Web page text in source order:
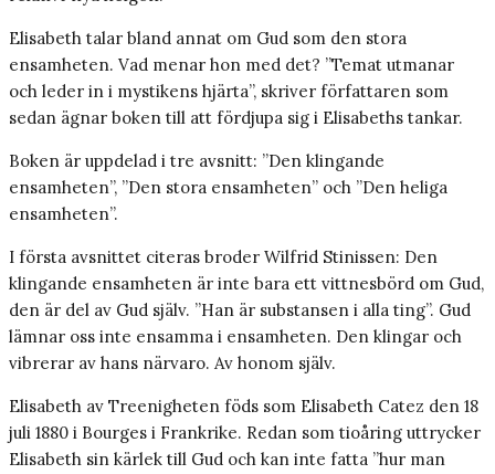
Elisabeth talar bland annat om Gud som den stora
ensamheten. Vad menar hon med det? ”Temat utmanar
och leder in i mystikens hjärta”, skriver författaren som
sedan ägnar boken till att fördjupa sig i Elisabeths tankar.
Boken är uppdelad i tre avsnitt: ”Den klingande
ensamheten”, ”Den stora ensamheten” och ”Den heliga
ensamheten”.
I första avsnittet citeras broder Wilfrid Stinissen: Den
klingande ensamheten är inte bara ett vittnesbörd om Gud,
den är del av Gud själv. ”Han är substansen i alla ting”. Gud
lämnar oss inte ensamma i ensamheten. Den klingar och
vibrerar av hans närvaro. Av honom själv.
Elisabeth av Treenigheten föds som Elisabeth Catez den 18
juli 1880 i Bourges i Frankrike. Redan som tioåring uttrycker
Elisabeth sin kärlek till Gud och kan inte fatta ”hur man